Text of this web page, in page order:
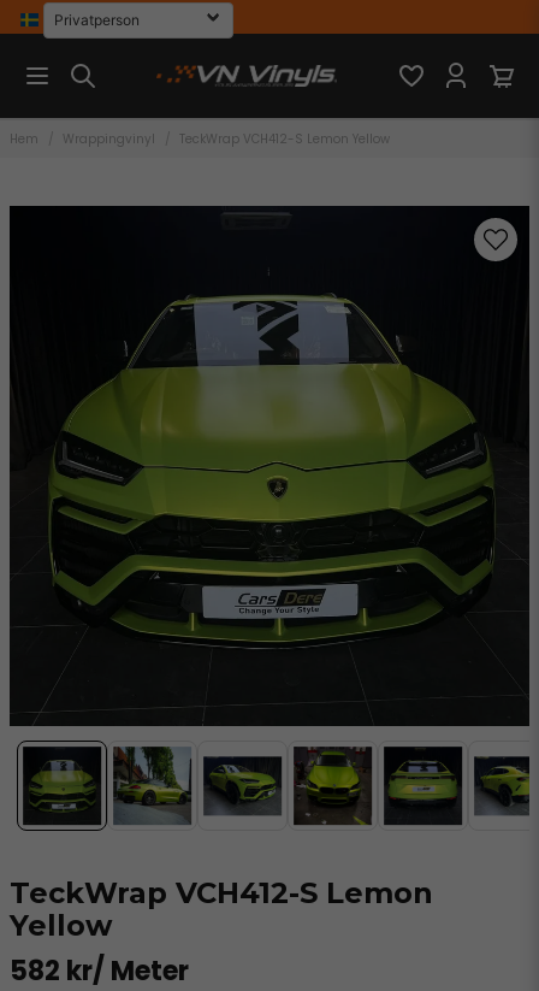
Hem Wrappingvinyl TeckWrap VCH412-S Lemon Yellow
TeckWrap VCH412-S Lemon
Yellow
582 kr/ Meter